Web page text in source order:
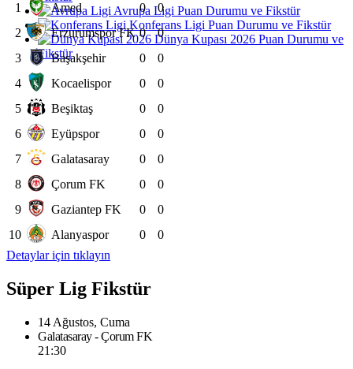
Avrupa Ligi Puan Durumu ve Fikstür
Konferans Ligi Puan Durumu ve Fikstür
Dünya Kupası 2026 Puan Durumu ve
Fikstür
1 Amed 0
0
2
Erzurumspor FK 0
0
3
Başakşehir 0
0
4
Kocaelispor 0
0
5
Beşiktaş 0
0
6
Eyüpspor 0
0
7
Galatasaray 0
0
8
Çorum FK 0
0
9
Gaziantep FK 0
0
10
Alanyaspor 0
0
Detaylar için tıklayın
Süper Lig Fikstür
14 Ağustos, Cuma
Galatasaray - Çorum FK
21:30